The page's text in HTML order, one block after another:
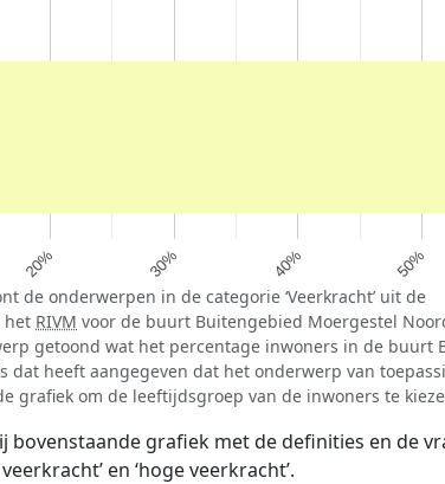
20% 30% 40% 50%
de onderwerpen in de categorie ‘Veerkracht’ uit de
het RIVM voor de buurt Buitengebied Moergestel
getoond wat het percentage inwoners in de buurt
dat heeft aangegeven dat het onderwerp van
grafiek om de leeftijdsgroep van de inwoners te
bovenstaande grafiek met de definities en de
en ‘hoge veerkracht’.